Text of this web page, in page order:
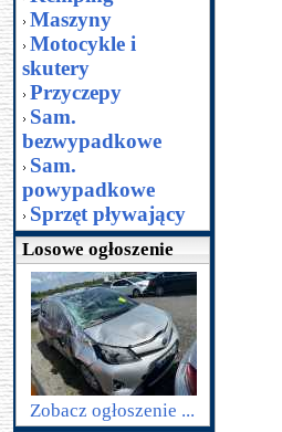
Maszyny
Motocykle i
skutery
Przyczepy
Sam.
bezwypadkowe
Sam.
powypadkowe
Sprzęt pływający
Losowe ogłoszenie
Zobacz ogłoszenie ...